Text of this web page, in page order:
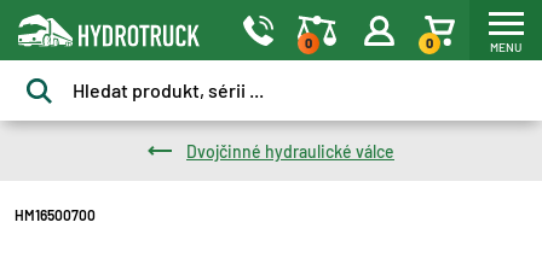
0 0 MENU
Dvojčinné hydraulické válce
HM16500700